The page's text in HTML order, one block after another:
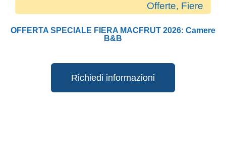
Offerte, Fiere
OFFERTA SPECIALE FIERA MACFRUT 2026: Camere
B&B
Richiedi informazioni